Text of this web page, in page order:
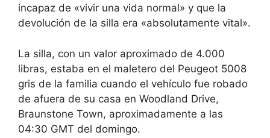
incapaz de «vivir una vida normal» y que la
devolución de la silla era «absolutamente vital».
La silla, con un valor aproximado de 4.000
libras, estaba en el maletero del Peugeot 5008
gris de la familia cuando el vehículo fue robado
de afuera de su casa en Woodland Drive,
Braunstone Town, aproximadamente a las
04:30 GMT del domingo.